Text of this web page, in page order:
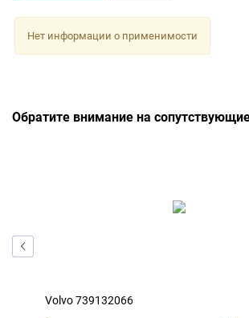
Нет информации о применимости
Обратите внимание на
Volvo 739132066